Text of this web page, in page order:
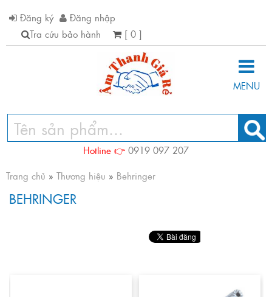
Đăng ký
Đăng nhập
Tra cứu bảo hành
[ 0 ]
MENU
Hotline 👉 0919 097 207
Trang chủ » Thương hiệu » Behringer
BEHRINGER